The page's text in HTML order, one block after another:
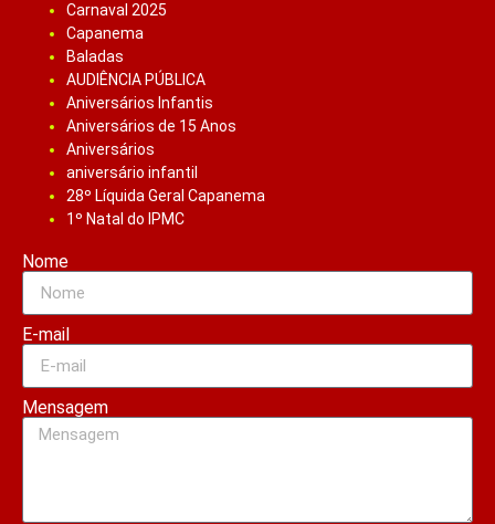
Carnaval 2025
Capanema
Baladas
AUDIÊNCIA PÚBLICA
Aniversários Infantis
Aniversários de 15 Anos
Aniversários
aniversário infantil
28º Líquida Geral Capanema
1º Natal do IPMC
Nome
E-mail
Mensagem